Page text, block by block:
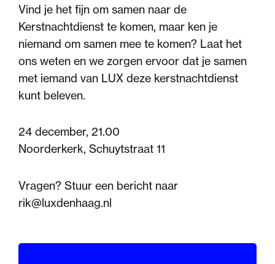
Vind je het fijn om samen naar de
Kerstnachtdienst te komen, maar ken je
niemand om samen mee te komen? Laat het
ons weten en we zorgen ervoor dat je samen
met iemand van LUX deze kerstnachtdienst
kunt beleven.
24 december, 21.00
Noorderkerk, Schuytstraat 11
Vragen? Stuur een bericht naar
rik@luxdenhaag.nl